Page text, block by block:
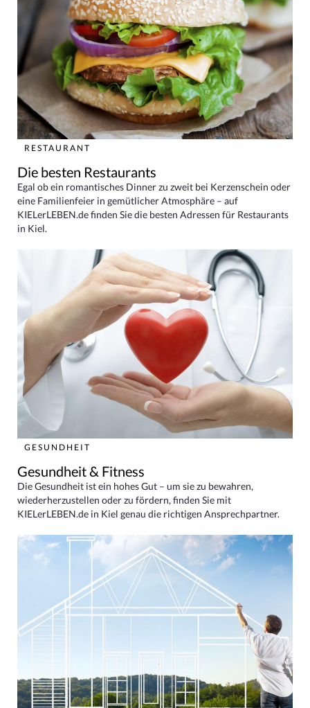
RESTAURANT
Die besten Restaurants
Egal ob ein romantisches Dinner zu zweit bei Kerzenschein oder
eine Familienfeier in gemütlicher Atmosphäre – auf
KIELerLEBEN.de finden Sie die besten Adressen für Restaurants
in Kiel.
GESUNDHEIT
Gesundheit & Fitness
Die Gesundheit ist ein hohes Gut – um sie zu bewahren,
wiederherzustellen oder zu fördern, finden Sie mit
KIELerLEBEN.de in Kiel genau die richtigen Ansprechpartner.